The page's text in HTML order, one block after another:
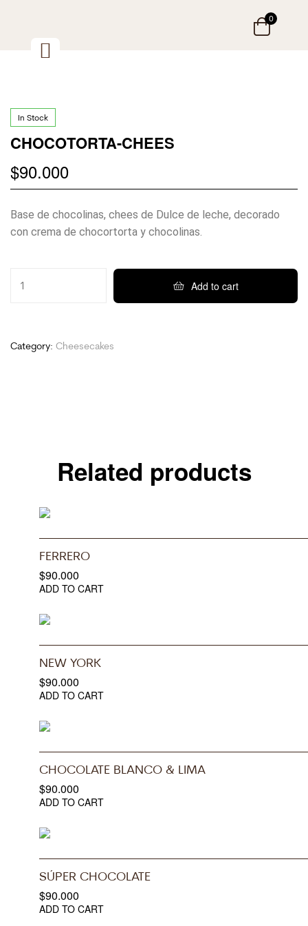
0
In Stock
CHOCOTORTA-CHEES
$90.000
Base de chocolinas, chees de Dulce de leche, decorado
con crema de chocortorta y chocolinas.
Add to cart
Category: Cheesecakes
Related products
FERRERO
$90.000
ADD TO CART
NEW YORK
$90.000
ADD TO CART
CHOCOLATE BLANCO & LIMA
$90.000
ADD TO CART
SÚPER CHOCOLATE
$90.000
ADD TO CART